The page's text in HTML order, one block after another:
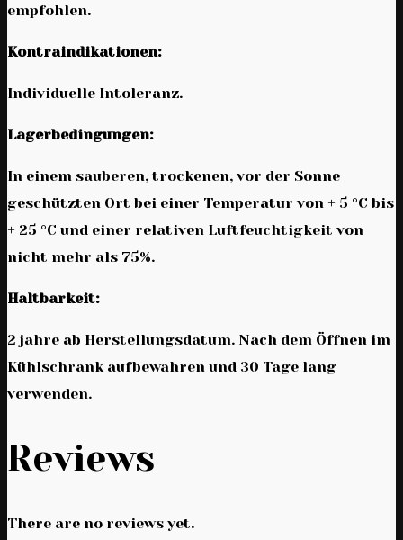
empfohlen.
Kontraindikationen:
Individuelle Intoleranz.
Lagerbedingungen:
In einem sauberen, trockenen, vor der Sonne
geschützten Ort bei einer Temperatur von + 5 °C bis
+ 25 °C und einer relativen Luftfeuchtigkeit von
nicht mehr als 75%.
Haltbarkeit:
2 jahre ab Herstellungsdatum. Nach dem Öffnen im
Kühlschrank aufbewahren und 30 Tage lang
verwenden.
Reviews
There are no reviews yet.